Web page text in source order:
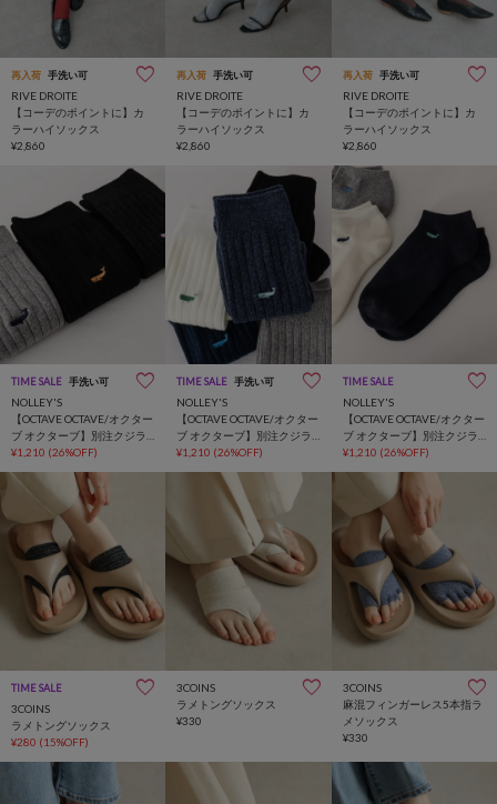
再入荷 手洗い可
RIVE DROITE
【コーデのポイントに】カ
ラーハイソックス
¥2,860
再入荷 手洗い可
RIVE DROITE
【コーデのポイントに】カ
ラーハイソックス
¥2,860
再入荷 手洗い可
RIVE DROITE
【コーデのポイントに】カ
ラーハイソックス
¥2,860
TIME SALE 手洗い可
NOLLEY'S
【OCTAVE OCTAVE/オクター
ブ オクターブ】別注クジラ
リブクルーソックス
¥1,210 (26%OFF)
TIME SALE 手洗い可
NOLLEY'S
【OCTAVE OCTAVE/オクター
ブ オクターブ】別注クジラ
リブクルーソックス
¥1,210 (26%OFF)
TIME SALE
NOLLEY'S
【OCTAVE OCTAVE/オクター
ブ オクターブ】別注クジラ
ショートソックス
¥1,210 (26%OFF)
TIME SALE
3COINS
ラメトングソックス
¥280 (15%OFF)
3COINS
ラメトングソックス
¥330
3COINS
麻混フィンガーレス5本指ラ
メソックス
¥330